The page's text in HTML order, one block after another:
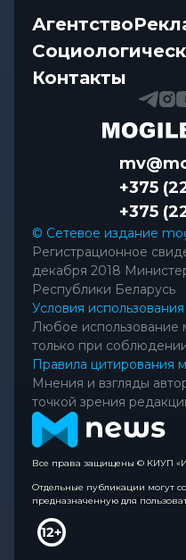
Агентство
Контакты
+375
+375
© Сетевое издание
Регистрационное
декабря 2018
Республики Беларусь
Условия
Любое использование
только при
Правила цитирования
Мнения и взгляды
точкой зрения
Все права защищены © КИУП
Отдельные публикации могут
предназначенную для